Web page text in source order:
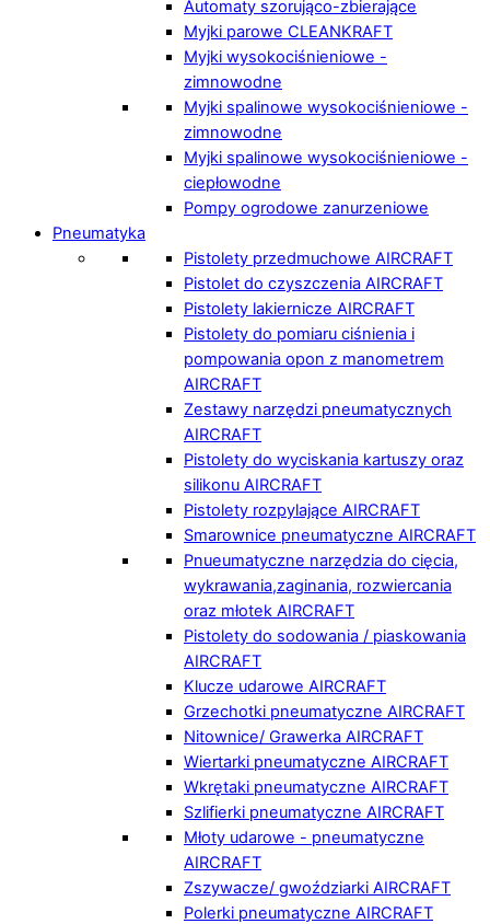
Automaty szorująco-zbierające
Myjki parowe CLEANKRAFT
Myjki wysokociśnieniowe -
zimnowodne
Myjki spalinowe wysokociśnieniowe -
zimnowodne
Myjki spalinowe wysokociśnieniowe -
ciepłowodne
Pompy ogrodowe zanurzeniowe
Pneumatyka
Pistolety przedmuchowe AIRCRAFT
Pistolet do czyszczenia AIRCRAFT
Pistolety lakiernicze AIRCRAFT
Pistolety do pomiaru ciśnienia i
pompowania opon z manometrem
AIRCRAFT
Zestawy narzędzi pneumatycznych
AIRCRAFT
Pistolety do wyciskania kartuszy oraz
silikonu AIRCRAFT
Pistolety rozpylające AIRCRAFT
Smarownice pneumatyczne AIRCRAFT
Pnueumatyczne narzędzia do cięcia,
wykrawania,zaginania, rozwiercania
oraz młotek AIRCRAFT
Pistolety do sodowania / piaskowania
AIRCRAFT
Klucze udarowe AIRCRAFT
Grzechotki pneumatyczne AIRCRAFT
Nitownice/ Grawerka AIRCRAFT
Wiertarki pneumatyczne AIRCRAFT
Wkrętaki pneumatyczne AIRCRAFT
Szlifierki pneumatyczne AIRCRAFT
Młoty udarowe - pneumatyczne
AIRCRAFT
Zszywacze/ gwoździarki AIRCRAFT
Polerki pneumatyczne AIRCRAFT